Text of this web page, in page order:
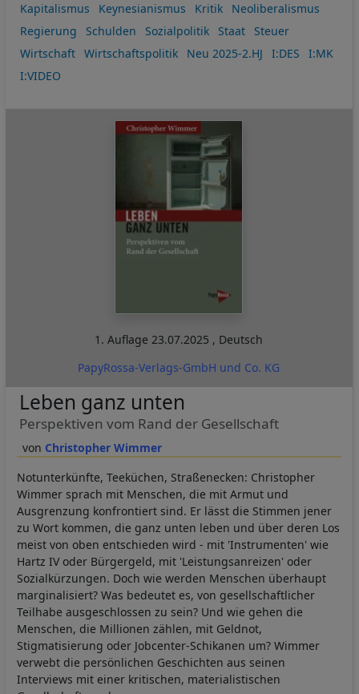
Kapitalismus
Keynesianismus Kritik
Neoliberalismus
Regierung
Schulden Sozialpolitik Staat
Steuer
Wirtschaft
Wirtschaftspolitik Neu 2025-2.HJ I:DES
I:MK
I:VIDEO
1. Auflage23.07.2025 , Deutsch
PapyRossa-Verlags-GmbH und Co. KG
Christopher Wimmer
Leben ganz unten
Perspektiven vom Rand der Gesellschaft
Notunterkünfte, Teeküchen, Straßenecken: Christopher
Wimmer sprach mit Menschen, die mit Armut und
Ausgrenzung konfrontiert sind. Er lässt die Stimmen jener
zu Wort kommen, die ganz unten leben und über deren Los
meist von oben entschieden wird - mit 'Instrumenten' wie
Hartz IV oder Bürgergeld, mit 'Leistungsanreizen' oder
Sozialkürzungen. Doch wie werden Menschen überhaupt
marginalisiert? Was bedeutet es, von gesellschaftlicher
Teilhabe ausgeschlossen zu sein? Und wie gehen die
Menschen, die Millionen zählen, mit Geldnot,
Stigmatisierung oder Jobcenter-Schikanen um? Wimmer
verwebt die persönlichen Geschichten aus seinen
Interviews mit einer kritischen, materialistischen